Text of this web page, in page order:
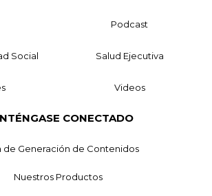
Podcast
Social Salud Ejecutiva
Videos
CONECTADO
de Generación de Contenidos
Nuestros Productos